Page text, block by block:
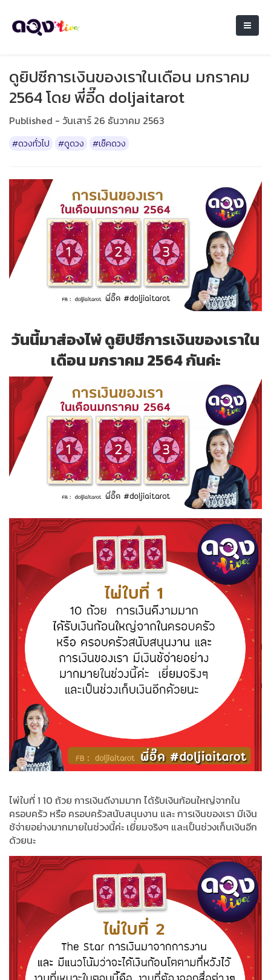
ดูยิปซีการเงินของเราในเดือน มกราคม
2564 โดย พี่อี๊ด doljaitarot
Published - วันเสาร์ 26 ธันวาคม 2563
#ดวงทั่วไป #ดูดวง #เช็คดวง
วันนี้มาส่องไพ่ ดูยิปซีการเงินของเราใน
เดือน มกราคม 2564 กันค่ะ
ไพ่ใบที่ 1 10 ถ้วย การเงินดีงามมาก ได้รับเงินก้อนใหญ่จากใน
ครอบครัว หรือ ครอบครัวสนับสนุนงาน และ การเงินของเรา มีเงิน
ช้จ่ายอย่างมากมายในช่วงนี้ค่ะ เยี่ยมจริงๆ และเป็นช่วงเก็บเงินอีก
ด้วยนะ